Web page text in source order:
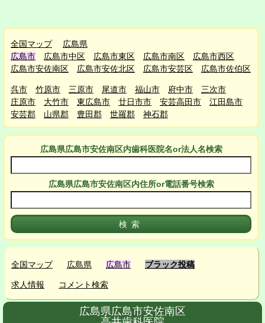
全国マップ
広島県
広島市
広島市中区 広島市東区 広島市南区
広島市西区
広島市安佐南区
広島市安佐北区 広島市安芸区 広島市佐伯区
呉市 竹原市 三原市 尾道市 福山市 府中市
三次市
庄原市
大竹市 東広島市 廿日市市 安芸高田市
江田島市
安芸郡
山県郡 豊田郡 世羅郡 神石郡
広島県広島市安佐南区内歯科医院名or法人名検索
広島県広島市安佐南区内住所or電話番号検索
全国マップ 広島県 広島市 ブラック投稿
求人情報 コメント検索
広島県広島市安佐南区